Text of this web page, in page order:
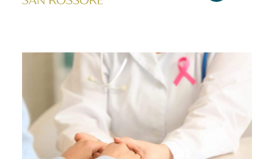
CASA DI CURA
I NOSTRI MEDICI